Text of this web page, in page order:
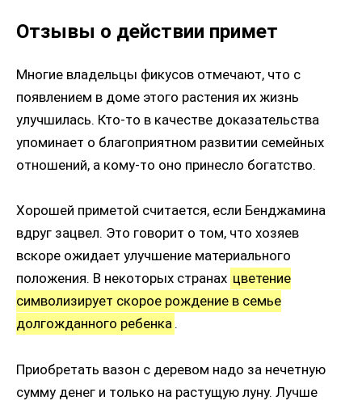
Отзывы о действии примет
Многие владельцы фикусов отмечают, что с
появлением в доме этого растения их жизнь
улучшилась. Кто-то в качестве доказательства
упоминает о благоприятном развитии семейных
отношений, а кому-то оно принесло богатство.
Хорошей приметой считается, если Бенджамина
вдруг зацвел. Это говорит о том, что хозяев
вскоре ожидает улучшение материального
положения. В некоторых странах цветение
символизирует скорое рождение в семье
долгожданного ребенка .
Приобретать вазон с деревом надо за нечетную
сумму денег и только на растущую луну. Лучше